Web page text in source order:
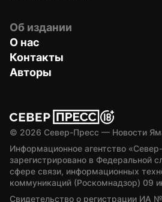
Об издании
О нас
Контакты
Авторы
© 2026 Север-Пресс — Новости
Информационное агентство
зарегистрировано в Федеральной
сфере связи, информационных
коммуникаций (Роскомнадзор) 09
Свидетельство о регистрации ИА